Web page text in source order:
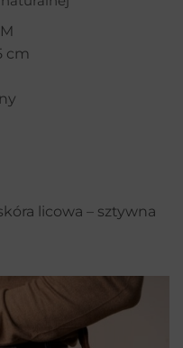
cm
licowa – sztywna